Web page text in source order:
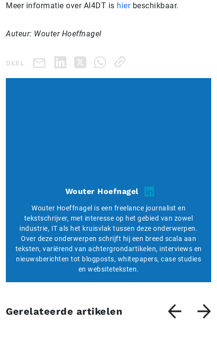
Meer informatie over AI4DT is hierbeschikbaar.
Auteur: Wouter Hoeffnagel
DEEL
Wouter Hoefnagel
Wouter Hoeffnagel is een freelance journalist en
tekstschrijver, met interesse op het gebied van zowel
industrie, IT als het kruisvlak tussen deze onderwerpen.
Over deze onderwerpen schrijft hij een breed scala aan
teksten, variërend van achtergrondartikelen, interviews en
nieuwsberichten tot blogposts, whitepapers, case studies
en websiteteksten.
Gerelateerde artikelen